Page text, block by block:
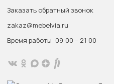
Заказать обратный звонок
zakaz@mebelvia.ru
Время работы: 09:00 – 21:00